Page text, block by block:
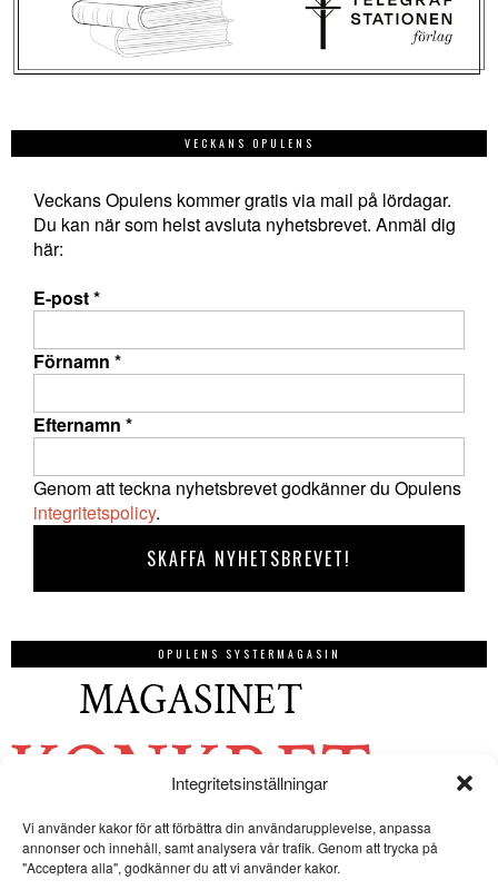
Integritetsinställningar
Vi använder kakor för att förbättra din användarupplevelse, anpassa
annonser och innehåll, samt analysera vår trafik. Genom att trycka på
"Acceptera alla", godkänner du att vi använder kakor.
VECKANS OPULENS
Veckans Opulens kommer gratis via mail på lördagar.
Du kan när som helst avsluta nyhetsbrevet. Anmäl dig
här:
E-post*
Förnamn *
Efternamn *
Genom att teckna nyhetsbrevet godkänner du Opulens
integritetspolicy.
OPULENS SYSTERMAGASIN